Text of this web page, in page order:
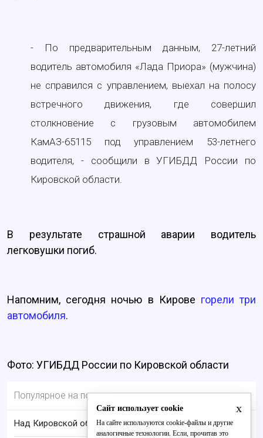
- По предварительным данным, 27-летний
водитель автомобиля «Лада Приора» (мужчина)
не справился с управлением, выехал на полосу
встречного движения, где совершил
столкновение с грузовым автомобилем
КамАЗ-65115 под управлением 53-летнего
водителя, - сообщили в УГИБДД России по
Кировской области.
В результате страшной аварии водитель
легковушки погиб.
Напомним, сегодня ночью в Кирове горели три
автомобиля.
Фото: УГИБДД России по Кировской области
Популярное на портале
Над Кировской областью сбили БПЛА
x
Сайт использует cookie
На сайте используются cookie-файлы и другие
аналогичные технологии. Если, прочитав это